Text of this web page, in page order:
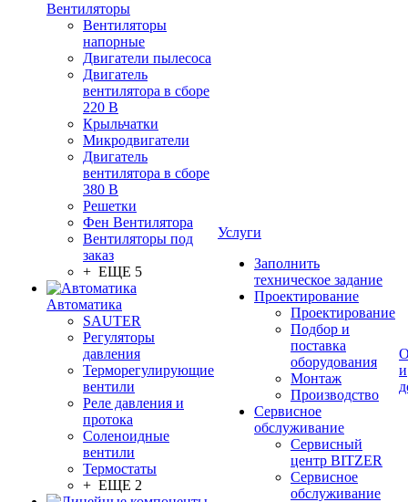
Вентиляторы
Вентиляторы
напорные
Двигатели пылесоса
Двигатель
вентилятора в сборе
220 В
Крыльчатки
Микродвигатели
Двигатель
вентилятора в сборе
380 В
Решетки
Фен Вентилятора
Вентиляторы под
заказ
+ ЕЩЕ 5
Автоматика
SAUTER
Регуляторы
давления
Терморегулирующие
вентили
Реле давления и
протока
Соленоидные
вентили
Термостаты
+ ЕЩЕ 2
Услуги
Заполнить
техническое задание
Проектирование
Проектирование
Подбор и
поставка
оборудования
Монтаж
Производство
Сервисное
обслуживание
Сервисный
центр BITZER
Сервисное
обслуживание
и